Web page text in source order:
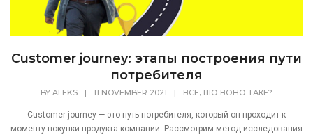
Customer journey: этапы построения пути
потребителя
BY ALEKS | 11 NOVEMBER 2021 | ВСЕ, ШО ВОНО ТАКЕ?
Customer journey — это путь потребителя, который он проходит к
моменту покупки продукта компании. Рассмотрим метод исследования